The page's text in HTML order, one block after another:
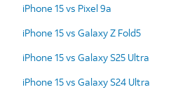
iPhone 15 vs Pixel 9a
iPhone 15 vs Galaxy Z Fold5
iPhone 15 vs Galaxy S25 Ultra
iPhone 15 vs Galaxy S24 Ultra